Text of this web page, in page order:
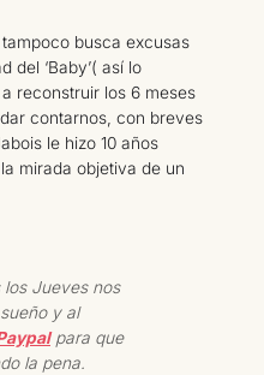
busca excusas
del ‘Baby’( así lo
reconstruir los 6 meses
contarnos, con breves
le hizo 10 años
mirada objetiva de un
los Jueves nos
y al
para que
la pena.